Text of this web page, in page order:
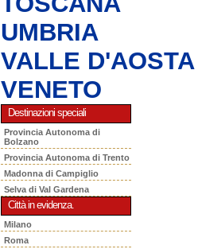
UMBRIA
VALLE D'AOSTA
VENETO
Destinazioni speciali
Provincia Autonoma di
Bolzano
Provincia Autonoma di Trento
Madonna di Campiglio
Selva di Val Gardena
Città in evidenza.
Milano
Roma